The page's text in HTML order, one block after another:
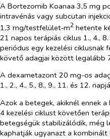
A Bortezomib Koanaa 3,5 mg
intravénás vagy subcutan
1,3 mg/testfelület‑m2 hetente
21 napos terápiás ciklus 1., 4.,
periódus egy kezelési
követő adagjai között legalább
A dexametazont 20 mg-os
1., 2., 4., 5., 8., 9., 11. és 12.
Azok a betegek, akiknél ennek
4 kezelési ciklust követően
betegségük stabilizálódik, még
kaphatják ugyanazt a kombinált